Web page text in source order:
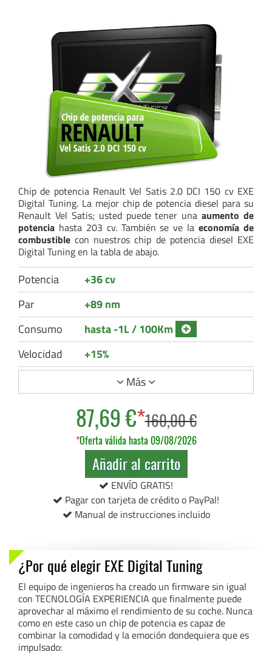
Chip de potencia Renault Vel Satis 2.0 DCI 150 cv EXE
Digital Tuning. La mejor chip de potencia diesel para su
Renault Vel Satis; usted puede tener unaaumento de
potencia hasta 203 cv. También se ve laeconomía de
combustiblecon nuestros chip de potencia diesel EXE
Digital Tuning en la tabla de abajo.
Potencia
+36 cv
Par
+89 nm
Consumo
hasta -1L / 100Km
Velocidad
+15%
Más
87,69 €*160,00 €
*Oferta válida hasta 09/08/2026
Añadir al carrito
ENVÍO GRATIS!
Pagar con tarjeta de crédito o PayPal!
Manual de instrucciones incluido
¿Por qué elegir EXE Digital Tuning
El equipo de ingenieros ha creado un firmware sin igual
con TECNOLOGÍA EXPERIENCIA que finalmente puede
aprovechar al máximo el rendimiento de su coche. Nunca
como en este caso un chip de potencia es capaz de
combinar la comodidad y la emoción dondequiera que es
impulsado: